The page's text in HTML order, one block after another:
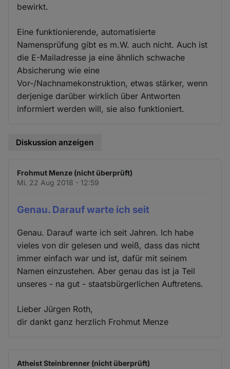
bewirkt.
Eine funktionierende, automatisierte
Namensprüfung gibt es m.W. auch nicht. Auch ist
die E-Mailadresse ja eine ähnlich schwache
Absicherung wie eine
Vor-/Nachnamekonstruktion, etwas stärker, wenn
derjenige darüber wirklich über Antworten
informiert werden will, sie also funktioniert.
Diskussion anzeigen
Frohmut Menze (nicht überprüft)
Mi. 22 Aug 2018 - 12:59
Genau. Darauf warte ich seit
Genau. Darauf warte ich seit Jahren. Ich habe
vieles von dir gelesen und weiß, dass das nicht
immer einfach war und ist, dafür mit seinem
Namen einzustehen. Aber genau das ist ja Teil
unseres - na gut - staatsbürgerlichen Auftretens.
Lieber Jürgen Roth,
dir dankt ganz herzlich Frohmut Menze
Atheist Steinbrenner (nicht überprüft)